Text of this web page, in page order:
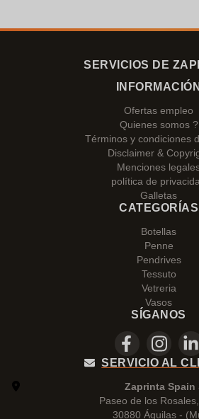
SERVICIOS DE
INFORMACIÓN
Ofertas empleo
Quienes somos ?
Términos y condiciones
Disclaimer &
Menciones
política de
Galletas
CATEGORÍAS
Botellas
Penne
Pendrives
Tessuto
Vetreria
Vasos
SÍGANOS
SERVICIO AL
Zaprinta Spain
Paseo de los
30880 Águilas -